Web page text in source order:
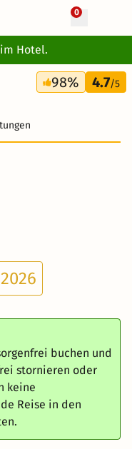
0
Hotel.
3 Tage
241 €
98% 4.7/5
2026
buchen und
stornieren oder
keine
Reise in den